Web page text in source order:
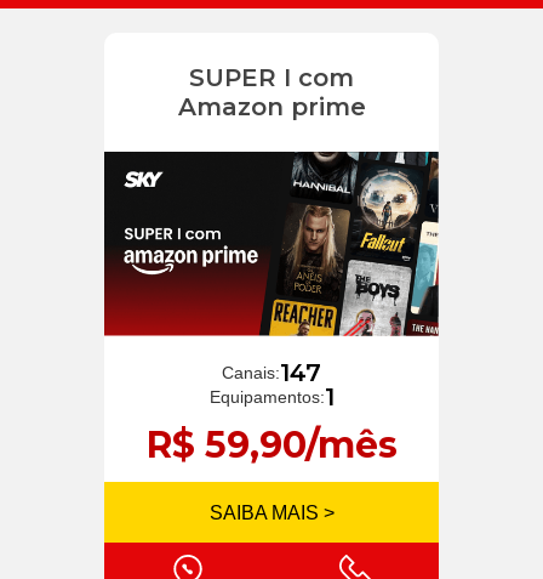
SUPER I com
Amazon prime
Canais:147
Equipamentos:1
R$ 59,90/mês
SAIBA MAIS >